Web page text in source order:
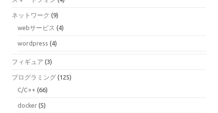
ネットワーク (9)
webサービス (4)
wordpress (4)
フィギュア (3)
プログラミング (125)
C/C++ (66)
docker (5)